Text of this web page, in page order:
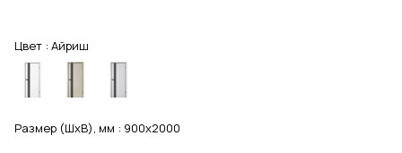
Цвет : Айриш
Размер (ШхВ), мм : 900x2000